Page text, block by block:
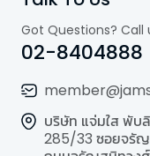
Got Questions? Call
02-8404888
บริษัท แจ่มใส พับ
285/33 ซอยจรัญ